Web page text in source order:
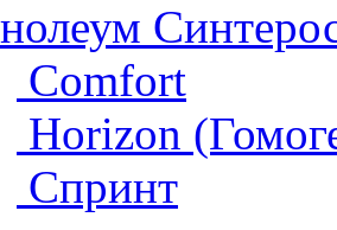
Comfort
Horizon
Спринт